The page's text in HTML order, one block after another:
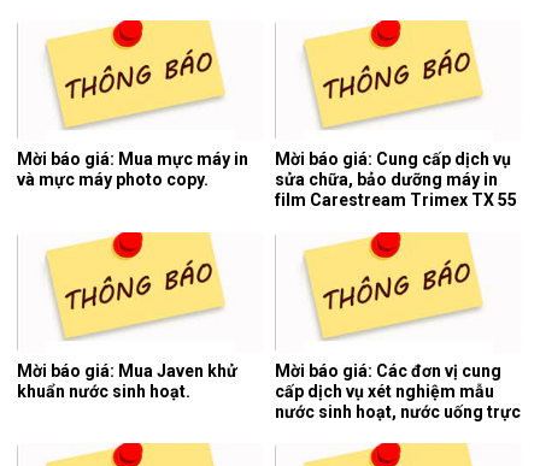
Mời báo giá: Mua mực máy in
và mực máy photo copy.
Mời báo giá: Cung cấp dịch vụ
sửa chữa, bảo dưỡng máy in
film Carestream Trimex TX 55
tính.
Mời báo giá: Mua Javen khử
khuẩn nước sinh hoạt.
Mời báo giá: Các đơn vị cung
cấp dịch vụ xét nghiệm mẫu
nước sinh hoạt, nước uống trực
cuối năm 2026.